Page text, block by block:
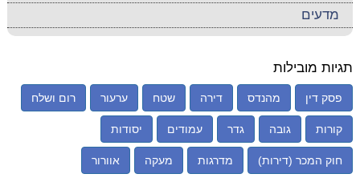
מדעים
תגיות מובילות
פסק דין מהנדס דירה שטח ערעור רום ושלח
קורות גובה גדר עמודים יסודות
חוק המכר (דירות) מדרגות מעקה אוורור